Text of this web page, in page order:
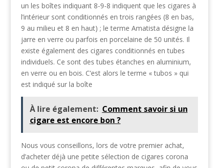
un les boîtes indiquant 8-9-8 indiquent que les cigares à
l’intérieur sont conditionnés en trois rangées (8 en bas,
9 au milieu et 8 en haut) ; le terme Amatista désigne la
jarre en verre ou parfois en porcelaine de 50 unités. Il
existe également des cigares conditionnés en tubes
individuels. Ce sont des tubes étanches en aluminium,
en verre ou en bois. C’est alors le terme « tubos » qui
est indiqué sur la boîte
À lire également: Comment savoir si un
cigare est encore bon ?
Nous vous conseillons, lors de votre premier achat,
d’acheter déjà une petite sélection de cigares corona